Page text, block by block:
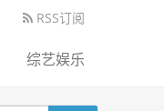
RSS订阅
综艺娱乐